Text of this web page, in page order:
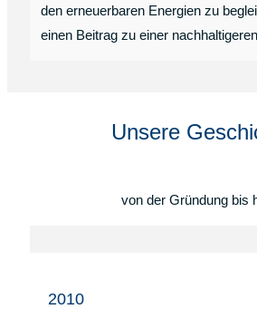
den erneuerbaren Energien zu
einen Beitrag zu einer
Unsere
von der Gründung bis
2010